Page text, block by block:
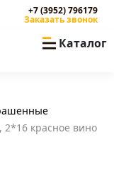
+7 (3952) 796179
Заказать звонок
Каталог
2*16 красное вино